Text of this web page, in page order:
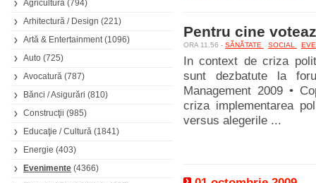
Agricultură (794)
Arhitectură / Design (221)
Artă & Entertainment(1096)
Auto (725)
Avocatură (787)
Bănci / Asigurări (810)
Construcţii (985)
Educaţie / Cultură (1841)
Energie (403)
Evenimente (4366)
Pentru cine
ORA 11.56 - SĂNĂTATE SOCIAL
In context de criza
sunt dezbatute la
Management 2009 •
criza implementarea
versus alegerile ...